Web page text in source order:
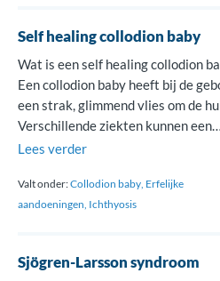
Self healing collodion baby
Wat is een self healing collodion
Een collodion baby heeft bij de
een strak, glimmend vlies om de
Verschillende ziekten kunnen een
collodion membraan veroorzaken.
ichthyosis of congenitale
erythroderma. Bij ongeveer 1 op de
collodion membraan. Dit noemen […]
Lees verder
Valt onder:Collodion baby Erfelijke
aandoeningen Ichthyosis
Sjögren-Larsson syndroom